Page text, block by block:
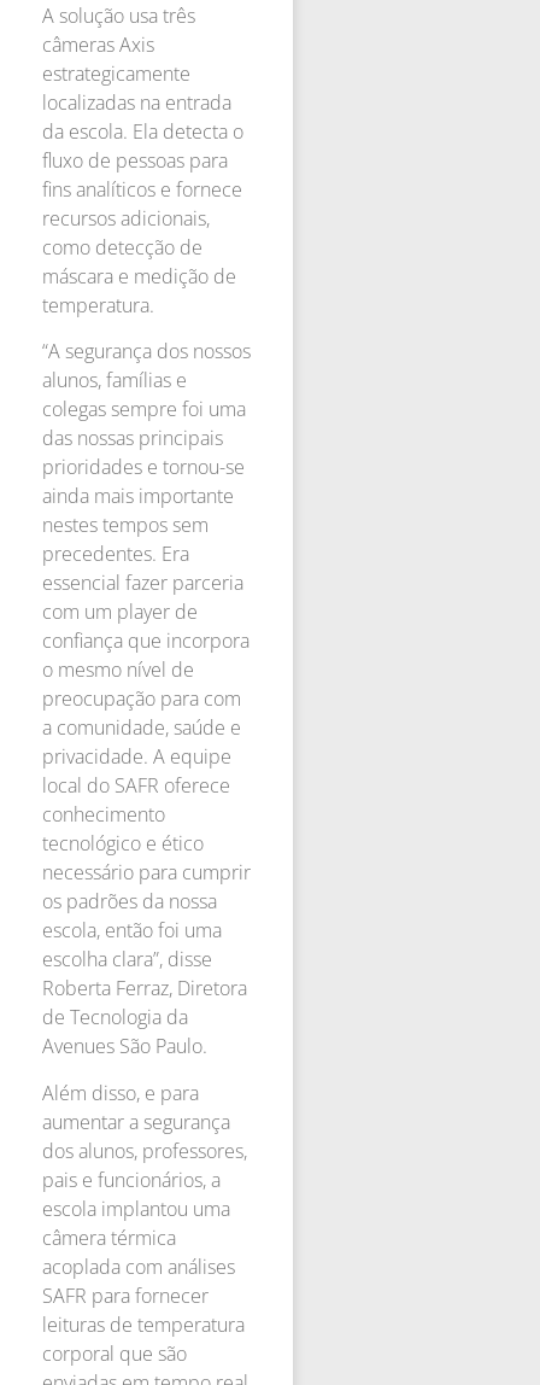
A solução usa três
câmeras Axis
estrategicamente
localizadas na entrada
da escola. Ela detecta o
fluxo de pessoas para
fins analíticos e fornece
recursos adicionais,
como detecção de
máscara e medição de
temperatura.
“A segurança dos nossos
alunos, famílias e
colegas sempre foi uma
das nossas principais
prioridades e tornou-se
ainda mais importante
nestes tempos sem
precedentes. Era
essencial fazer parceria
com um player de
confiança que incorpora
o mesmo nível de
preocupação para com
a comunidade, saúde e
privacidade. A equipe
local do SAFR oferece
conhecimento
tecnológico e ético
necessário para cumprir
os padrões da nossa
escola, então foi uma
escolha clara”, disse
Roberta Ferraz, Diretora
de Tecnologia da
Avenues São Paulo.
Além disso, e para
aumentar a segurança
dos alunos, professores,
pais e funcionários, a
escola implantou uma
câmera térmica
acoplada com análises
SAFR para fornecer
leituras de temperatura
corporal que são